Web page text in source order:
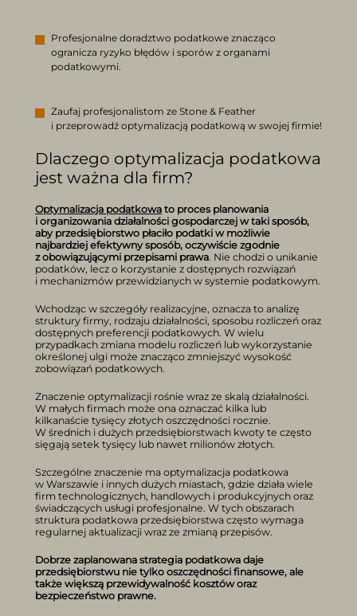
Profesjonalne doradztwo podatkowe znacząco
ogranicza ryzyko błędów i sporów z organami
podatkowymi.
Zaufaj profesjonalistom ze Stone & Feather
i przeprowadź optymalizacją podatkową w swojej firmie!
Dlaczego optymalizacja podatkowa
jest ważna dla firm?
Optymalizacja podatkowa to proces planowania
i organizowania działalności gospodarczej w taki sposób,
aby przedsiębiorstwo płaciło podatki w możliwie
najbardziej efektywny sposób, oczywiście zgodnie
z obowiązującymi przepisami prawa. Nie chodzi o unikanie
podatków, lecz o korzystanie z dostępnych rozwiązań
i mechanizmów przewidzianych w systemie podatkowym.
Wchodząc w szczegóły realizacyjne, oznacza to analizę
struktury firmy, rodzaju działalności, sposobu rozliczeń oraz
dostępnych preferencji podatkowych. W wielu
przypadkach zmiana modelu rozliczeń lub wykorzystanie
określonej ulgi może znacząco zmniejszyć wysokość
zobowiązań podatkowych.
Znaczenie optymalizacji rośnie wraz ze skalą działalności.
W małych firmach może ona oznaczać kilka lub
kilkanaście tysięcy złotych oszczędności rocznie.
W średnich i dużych przedsiębiorstwach kwoty te często
sięgają setek tysięcy lub nawet milionów złotych.
Szczególne znaczenie ma optymalizacja podatkowa
w Warszawie i innych dużych miastach, gdzie działa wiele
firm technologicznych, handlowych i produkcyjnych oraz
świadczących usługi profesjonalne. W tych obszarach
struktura podatkowa przedsiębiorstwa często wymaga
regularnej aktualizacji wraz ze zmianą przepisów.
Dobrze zaplanowana strategia podatkowa daje
przedsiębiorstwu nie tylko oszczędności finansowe, ale
także większą przewidywalność kosztów oraz
bezpieczeństwo prawne.